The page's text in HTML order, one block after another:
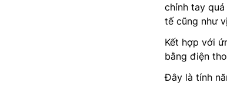
chỉnh tay
tế cũng như
Kết hợp với
bằng điện
Đây là tính